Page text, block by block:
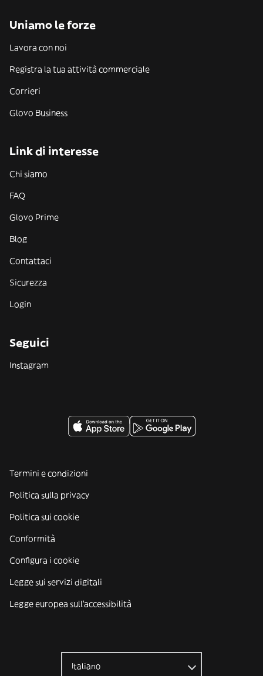
Uniamo le forze
Lavora con noi
Registra la tua attività commerciale
Corrieri
Glovo Business
Link di interesse
Chi siamo
FAQ
Glovo Prime
Blog
Contattaci
Sicurezza
Login
Seguici
Instagram
Termini e condizioni
Politica sulla privacy
Politica sui cookie
Conformità
Configura i cookie
Legge sui servizi digitali
Legge europea sull'accessibilità